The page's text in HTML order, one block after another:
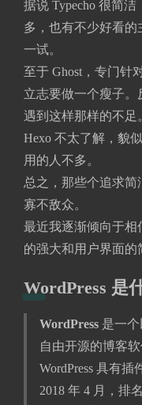
据说 Typecho 很简
多，也有不少好看
一试。
至于 Ghost，专门针
立志要做一个瘦子
遇到这样那样的不足
Hexo 不太了解，貌
用的人不多。
总之，那些个追求简
寡不敌众。
最近我逐渐倾向于相
的强大和用户界面的
WordPress 是
WordPress 是一个
自由开源的博客
WordPress 具有
2018 年 4 月，排